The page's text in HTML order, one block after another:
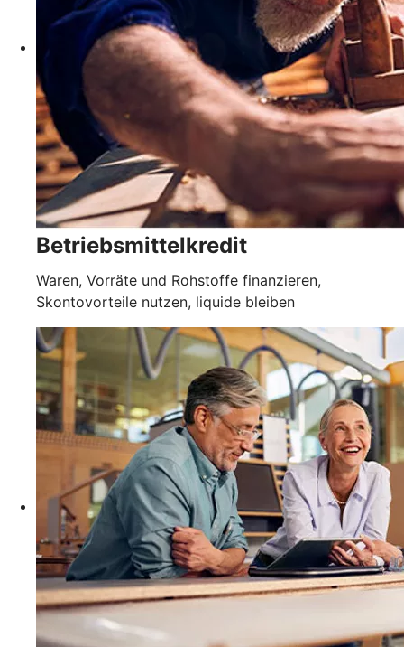
Betriebsmittelkredit
Waren, Vorräte und Rohstoffe finanzieren,
Skontovorteile nutzen, liquide bleiben